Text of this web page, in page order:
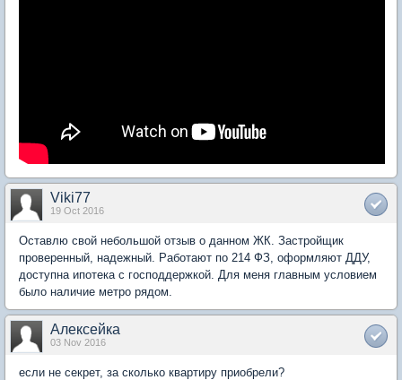
Viki77
19 Oct 2016
Оставлю свой небольшой отзыв о данном ЖК. Застройщик
проверенный, надежный. Работают по 214 ФЗ, оформляют ДДУ,
доступна ипотека с господдержкой. Для меня главным условием
было наличие метро рядом.
Алексейка
03 Nov 2016
если не секрет, за сколько квартиру приобрели?